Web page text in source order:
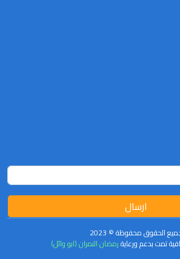
ارسال
الحقوق محفوظة © 2023
تمت بدعم ورعايةرمضان النمران (ابو وائل)